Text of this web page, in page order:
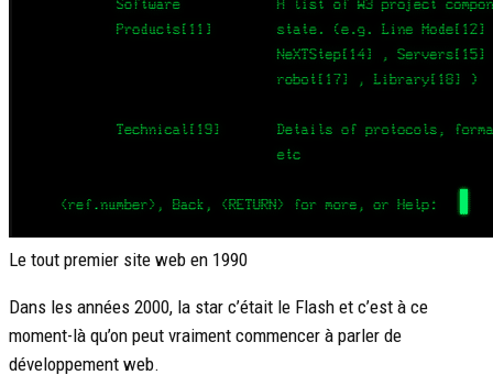
Le tout premier site web en 1990
Dans les années 2000, la star c’était le Flash et c’est à ce
moment-là qu’on peut vraiment commencer à parler de
développement web.